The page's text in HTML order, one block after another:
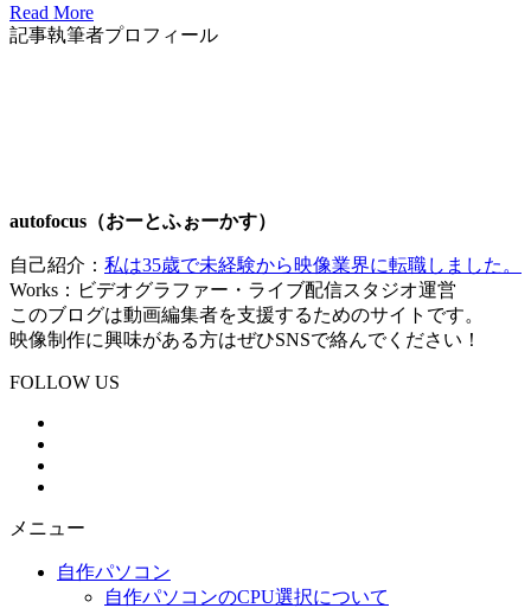
Read More
記事執筆者プロフィール
autofocus（おーとふぉーかす）
自己紹介： 私は35歳で未経験から映像業界に転職しました。
Works：ビデオグラファー・ライブ配信スタジオ運営
このブログは動画編集者を支援するためのサイトです。
映像制作に興味がある方はぜひSNSで絡んでください！
FOLLOW US
メニュー
自作パソコン
自作パソコンのCPU選択について